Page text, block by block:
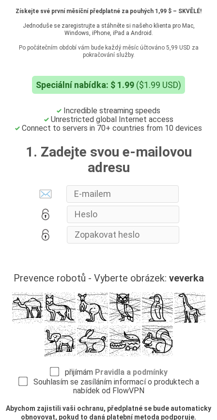
Získejte své první měsíční předplatné za pouhých 1,99 $ – SKVĚLÉ!
Jednoduše se zaregistrujte a stáhněte si našeho klienta pro Mac,
Windows, iPhone, iPad a Android.
Po počátečním období vám bude každý měsíc účtováno 5,99 USD za
pokračování služby.
Speciální nabídka: $ 1.99 ($1.99 USD)
Incredible streaming speeds
Unrestricted global Internet access
Connect to servers in 70+ countries from 10 devices
1. Zadejte svou e-mailovou
adresu
Prevence robotů - Vyberte obrázek: veverka
přijímám Pravidla a podmínky
Souhlasím se zasíláním informací o produktech a
nabídek od FlowVPN
Abychom zajistili vaši ochranu, předplatné se bude automaticky
obnovovat, pokud to daná platební metoda podporuje.